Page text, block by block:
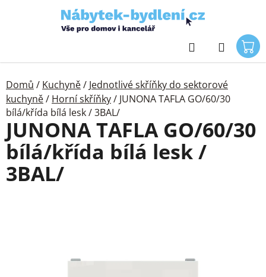
Hledat
Domů / Kuchyně/ Jednotlivé skříňky do sektorové
kuchyně/ Horní skříňky/ JUNONA TAFLA GO/60/30
bílá/křída bílá lesk / 3BAL/
JUNONA TAFLA GO/60/30
bílá/křída bílá lesk /
3BAL/